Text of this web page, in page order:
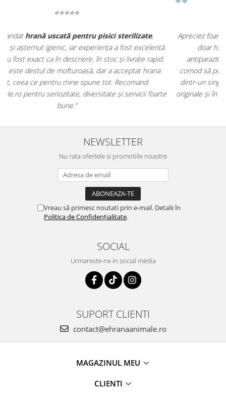
Apreciez foarte mult faptul că peehranaanimale.rogăsesc nu
doar hrană, ci și produse dinfarmacia veterinară
antiparazitare, suplimente și soluții de îngrijire. Este foarte
comod să pot comanda tot ce am nevoie pentru animalul meu
dintr-un singur loc. Livrarea a fost rapidă, iar produsele au fost
originale și în termen. Magazin serios, bine organizat și foarte util
pentru orice stăpân de animale.
NEWSLETTER
Nu rata ofertele si promotiile noastre
Vreau să primesc noutati prin e-mail. Detalii în
Politica de Confidențialitate.
SOCIAL
Urmareste-ne in social media
SUPORT CLIENTI
contact@ehranaanimale.ro
MAGAZINUL MEU
CLIENTI